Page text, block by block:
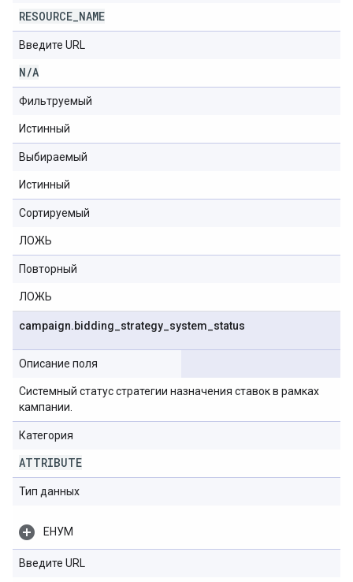
RESOURCE NAME
Введите URL
N/A
Фильтруемый
Истинный
Выбираемый
Истинный
Сортируемый
ЛОЖЬ
Повторный
ЛОЖЬ
campaign.bidding strategy system status
Описание поля
Системный статус стратегии назначения ставок в рамках
кампании.
Категория
ATTRIBUTE
Тип данных
ЕНУМ
Введите URL